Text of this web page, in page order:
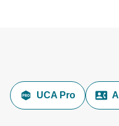
UCA Pro